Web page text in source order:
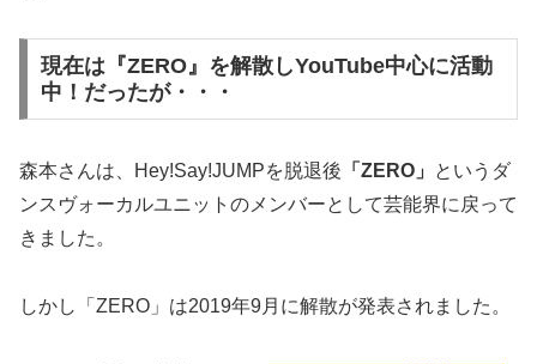
現在は『ZERO』を解散しYouTube中心に活動
中！だったが・・・
森本さんは、Hey!Say!JUMPを脱退後 「ZERO」
というダ
ンスヴォーカルユニットのメンバーとして芸能界に戻って
きました。
しかし「ZERO」は2019年9月に解散が発表されました。